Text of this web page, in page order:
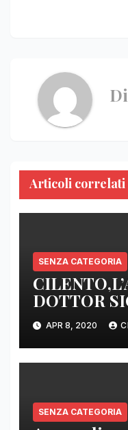
Di
Articoli correlati
SENZA CATEGORIA
DOTTOR
DI BASE
E SENZA
APR 8, 2020
SENZA CATEGORIA